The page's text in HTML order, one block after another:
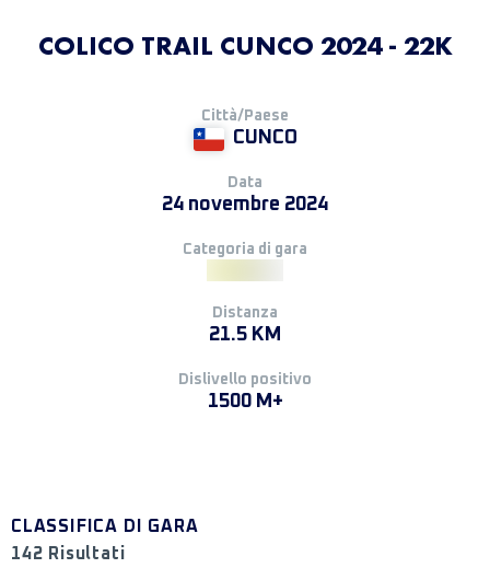
COLICO TRAIL CUNCO 2024 - 22K
Città/Paese
CUNCO
Data
24 novembre 2024
Categoria di gara
Distanza
21.5 KM
Dislivello positivo
1500 M+
CLASSIFICA DI GARA
142 Risultati